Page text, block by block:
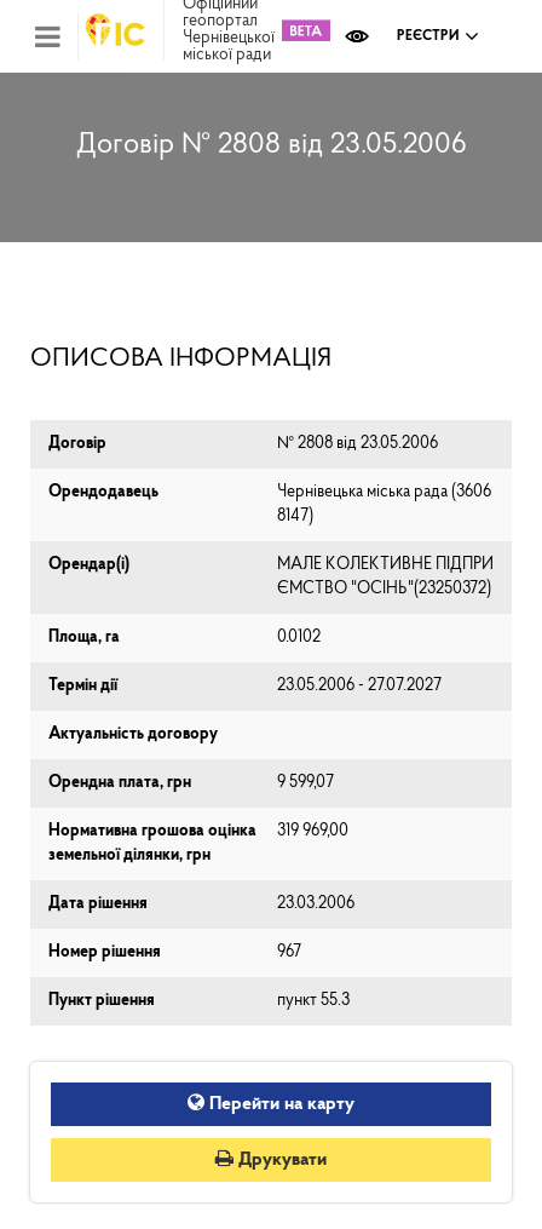
Офіційний
геопортал
Чернівецької
міської ради
РЕЄСТРИ
Договір № 2808 від 23.05.2006
ОПИСОВА ІНФОРМАЦІЯ
Договір № 2808 від 23.05.2006
Орендодавець
Чернівецька міська рада (⁨3606
8147⁩)
Орендар(і)
МАЛЕ КОЛЕКТИВНЕ ПІДПРИ
ЄМСТВО "ОСІНЬ"(23250372)
Площа, га 0.0102
Термін дії 23.05.2006 - 27.07.2027
Актуальність договору
Орендна плата, грн 9 599,07
Нормативна грошова оцінка
земельної ділянки, грн
319 969,00
Дата рішення 23.03.2006
Номер рішення 967
Пункт рішення пункт 55.3
Перейти на карту
Друкувати